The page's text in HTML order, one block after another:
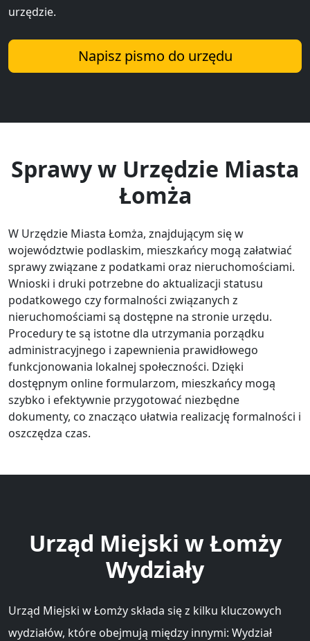
urzędzie.
Napisz pismo do urzędu
Sprawy w Urzędzie Miasta
Łomża
W Urzędzie Miasta Łomża, znajdującym się w
województwie podlaskim, mieszkańcy mogą załatwiać
sprawy związane z podatkami oraz nieruchomościami.
Wnioski i druki potrzebne do aktualizacji statusu
podatkowego czy formalności związanych z
nieruchomościami są dostępne na stronie urzędu.
Procedury te są istotne dla utrzymania porządku
administracyjnego i zapewnienia prawidłowego
funkcjonowania lokalnej społeczności. Dzięki
dostępnym online formularzom, mieszkańcy mogą
szybko i efektywnie przygotować niezbędne
dokumenty, co znacząco ułatwia realizację formalności i
oszczędza czas.
Urząd Miejski w Łomży
Wydziały
Urząd Miejski w Łomży składa się z kilku kluczowych
wydziałów, które obejmują między innymi: Wydział